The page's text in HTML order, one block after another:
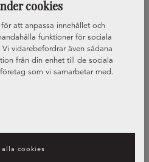
cookies
att anpassa innehållet och
funktioner för sociala
vidarebefordrar även sådana
från din enhet till de sociala
som vi samarbetar med.
med annan information
cookies